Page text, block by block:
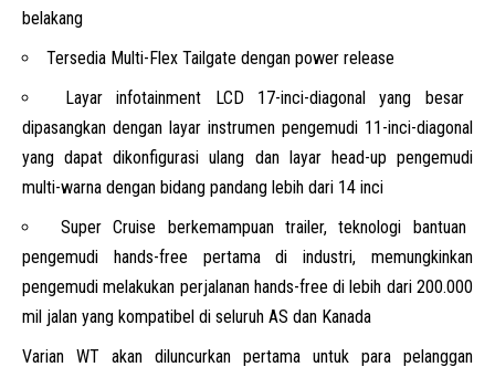
belakang
Tersedia Multi-Flex Tailgate dengan power release
Layar infotainment LCD 17-inci-diagonal yang besar
dipasangkan dengan layar instrumen pengemudi 11-inci-diagonal
yang dapat dikonfigurasi ulang dan layar head-up pengemudi
multi-warna dengan bidang pandang lebih dari 14 inci
Super Cruise berkemampuan trailer, teknologi bantuan
pengemudi hands-free pertama di industri, memungkinkan
pengemudi melakukan perjalanan hands-free di lebih dari 200.000
mil jalan yang kompatibel di seluruh AS dan Kanada
Varian WT akan diluncurkan pertama untuk para pelanggan